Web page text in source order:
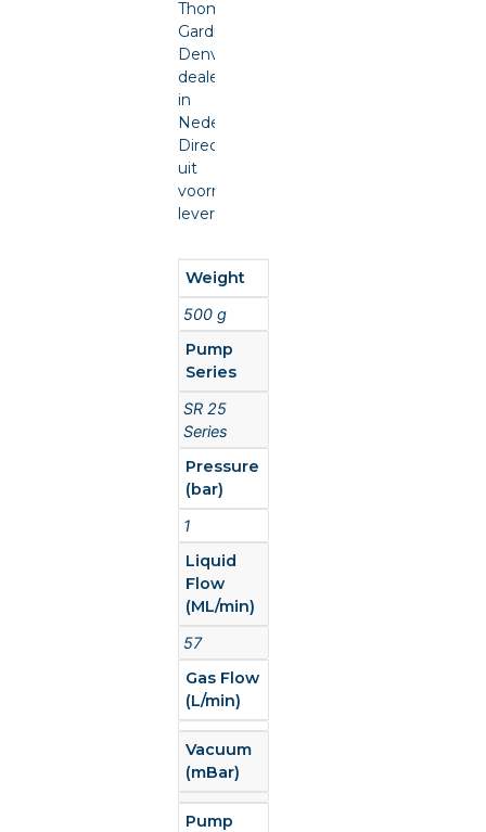
Thomas
Gardner
Denver
dealer
in
Nederland.
Direct
uit
voorraad
leverbaar.
Weight
500 g
Pump
Series
SR 25
Series
Pressure
(bar)
1
Liquid
Flow
(ML/min)
57
Gas Flow
(L/min)
Vacuum
(mBar)
Pump